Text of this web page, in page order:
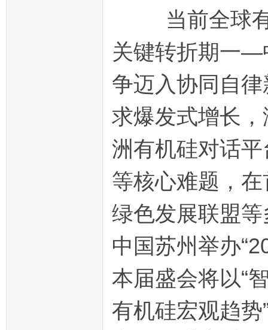
当前全球有
关键转折期一—
争迈入协同自
求爆发式增长
洲有机硅对话
等核心难题，
绿色发展联盟
中国苏州举办
本届盛会将以“
有机硅宏观趋势